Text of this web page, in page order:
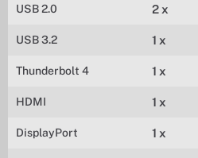
USB 2.0 2 x
USB 3.2 1 x
Thunderbolt 4 1 x
HDMI 1 x
DisplayPort 1 x